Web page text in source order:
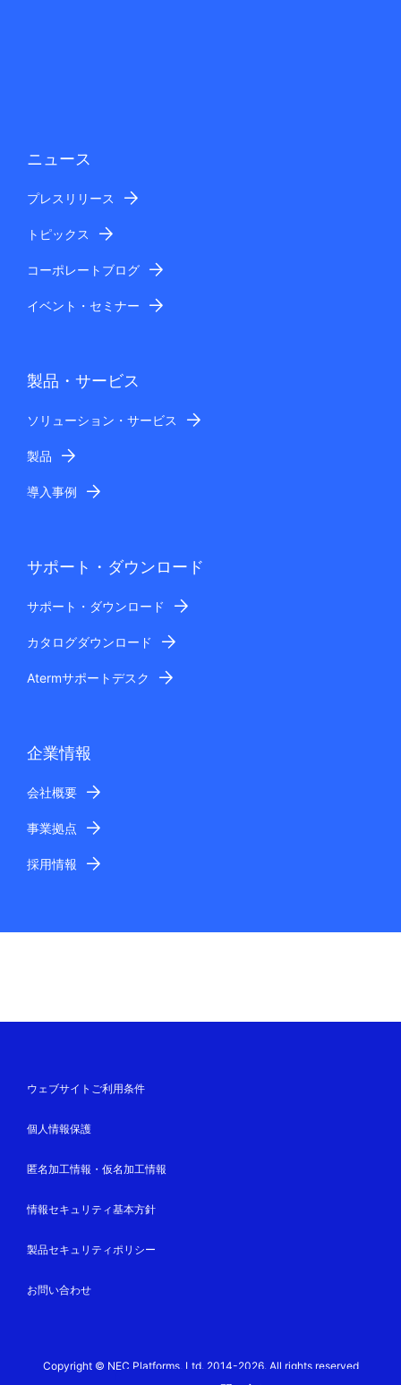
ニュース
プレスリリース
トピックス
コーポレートブログ
イベント・セミナー
製品・サービス
ソリューション・サービス
製品
導入事例
サポート・ダウンロード
サポート・ダウンロード
カタログダウンロード
Atermサポートデスク
企業情報
会社概要
事業拠点
採用情報
ウェブサイトご利用条件
個人情報保護
匿名加工情報・仮名加工情報
情報セキュリティ基本方針
製品セキュリティポリシー
お問い合わせ
Copyright © NEC Platforms, Ltd. 2014-2026. All rights reserved